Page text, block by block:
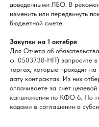
доведенными ЛБО. В
изменить или передвинуть
бюджетной смете.
Закупки на 1 октября
Для Отчета об
ф. 0503738-НП) запросите в
торгах, которые проходят
дату контрактах. Из них
оплачиваете за счет
капвложения по КФО 6. По
кодами в соглашении о